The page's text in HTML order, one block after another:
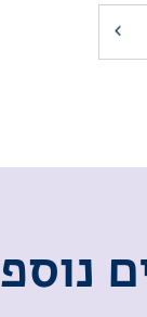
ם נוספ